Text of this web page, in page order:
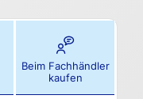
Beim Fachhändler
kaufen